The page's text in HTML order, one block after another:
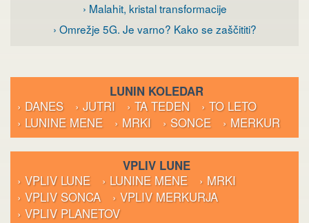
› Malahit, kristal transformacije
› Omrežje 5G. Je varno? Kako se zaščititi?
LUNIN KOLEDAR
› DANES
› JUTRI › TA TEDEN
› TO LETO
› LUNINE MENE
› MRKI › SONCE › MERKUR
VPLIV LUNE
› VPLIV LUNE
› LUNINE MENE
› MRKI
› VPLIV SONCA
› VPLIV MERKURJA
› VPLIV PLANETOV